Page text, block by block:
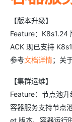
【版本升级】
Feature：K8s1.24
ACK 现已支持
参考文档详情；关
【集群运维】
Feature：节点池升
容器服务支持节点
et 版本、容器运行